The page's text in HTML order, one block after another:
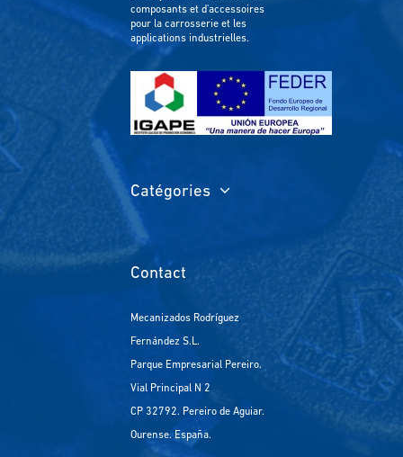
composants et d'accessoires
pour la carrosserie et les
applications industrielles.
Catégories
Contact
Mecanizados Rodríguez
Fernández S.L.
Parque Empresarial Pereiro.
Vial Principal N 2
CP 32792. Pereiro de Aguiar.
Ourense. España.